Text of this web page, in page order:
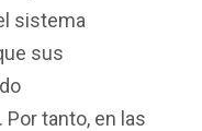
sistema
sus
tanto, en las